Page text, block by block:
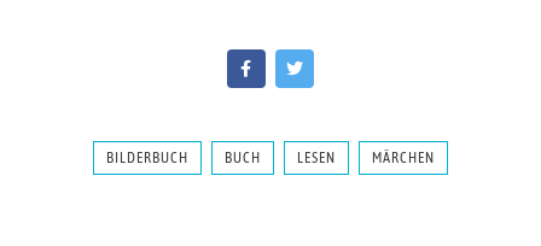
BILDERBUCH BUCH LESEN MÄRCHEN